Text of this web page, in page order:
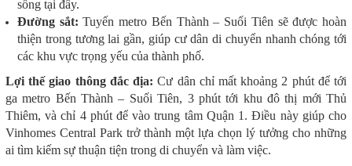
sống tại đây.
Đường sắt: Tuyến metro Bến Thành – Suối Tiên sẽ được hoàn
thiện trong tương lai gần, giúp cư dân di chuyển nhanh chóng tới
các khu vực trọng yếu của thành phố.
Lợi thế giao thông đắc địa: Cư dân chỉ mất khoảng 2 phút để tới
ga metro Bến Thành – Suối Tiên, 3 phút tới khu đô thị mới Thủ
Thiêm, và chỉ 4 phút để vào trung tâm Quận 1. Điều này giúp cho
Vinhomes Central Park trở thành một lựa chọn lý tưởng cho những
ai tìm kiếm sự thuận tiện trong di chuyển và làm việc.